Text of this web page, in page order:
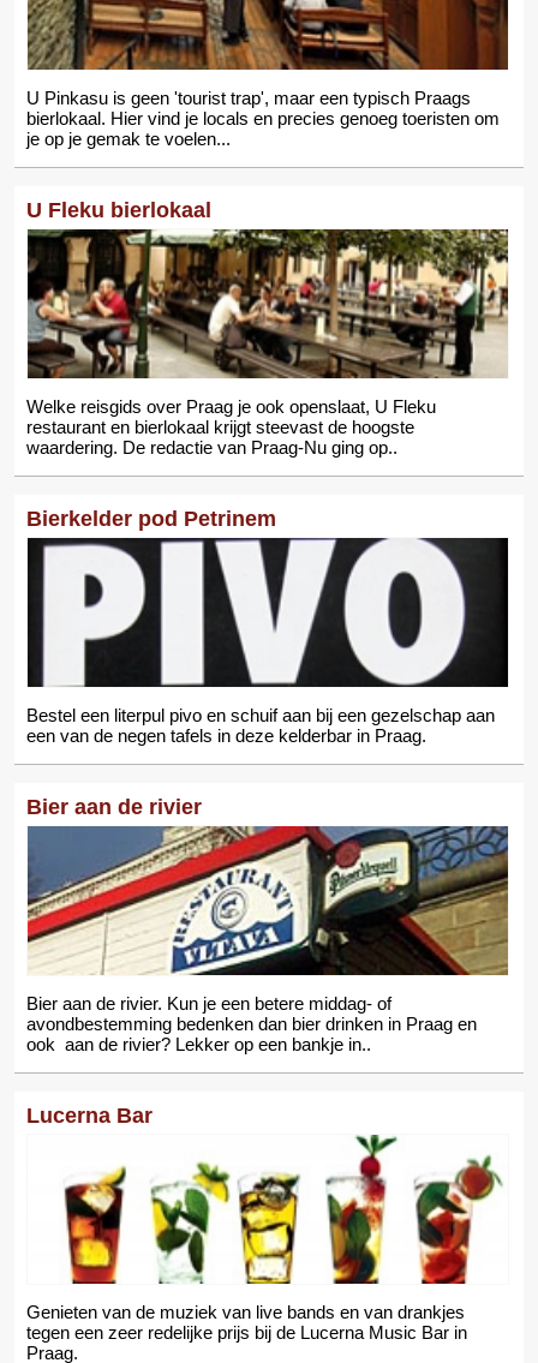
U Pinkasu is geen 'tourist trap', maar een typisch Praags
bierlokaal. Hier vind je locals en precies genoeg toeristen om
je op je gemak te voelen...
U Fleku bierlokaal
Welke reisgids over Praag je ook openslaat, U Fleku
restaurant en bierlokaal krijgt steevast de hoogste
waardering. De redactie van Praag-Nu ging op..
Bierkelder pod Petrinem
Bestel een literpul pivo en schuif aan bij een gezelschap aan
een van de negen tafels in deze kelderbar in Praag.
Bier aan de rivier
Bier aan de rivier. Kun je een betere middag- of
avondbestemming bedenken dan bier drinken in Praag en
ook aan de rivier? Lekker op een bankje in..
Lucerna Bar
Genieten van de muziek van live bands en van drankjes
tegen een zeer redelijke prijs bij de Lucerna Music Bar in
Praag.